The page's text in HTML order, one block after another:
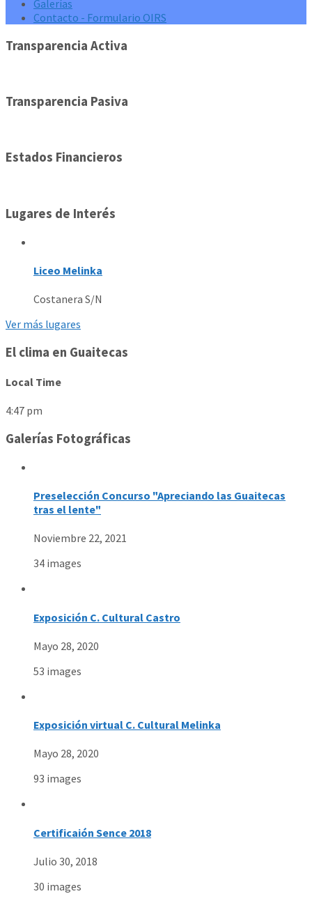
Galerías
Contacto - Formulario OIRS
Transparencia Activa
Transparencia Pasiva
Estados Financieros
Lugares de Interés
Liceo Melinka
Costanera S/N
Ver más lugares
El clima en Guaitecas
Local Time
4:47 pm
Galerías Fotográficas
Preselección Concurso "Apreciando las Guaitecas
tras el lente"
Noviembre 22, 2021
34 images
Exposición C. Cultural Castro
Mayo 28, 2020
53 images
Exposición virtual C. Cultural Melinka
Mayo 28, 2020
93 images
Certificaión Sence 2018
Julio 30, 2018
30 images